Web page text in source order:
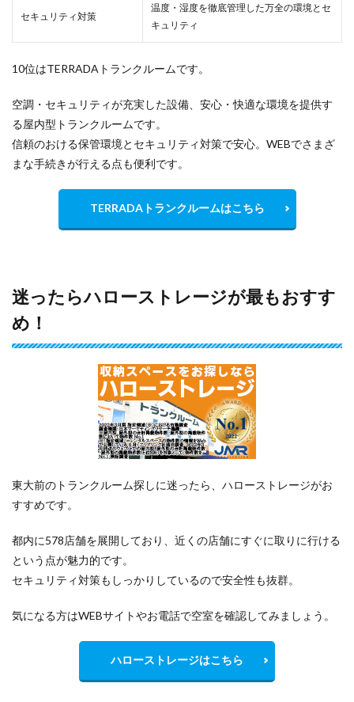
セキュリティ対策
温度・湿度を徹底管理した万全の環境とセ
キュリティ
10位はTERRADAトランクルームです。
空調・セキュリティが充実した設備、安心・快適な環境を提供す
る屋内型トランクルームです。
信頼のおける保管環境とセキュリティ対策で安心。WEBでさまざ
まな手続きが行える点も便利です。
TERRADAトランクルームはこちら
迷ったらハローストレージが最もおすす
め！
東大前のトランクルーム探しに迷ったら、ハローストレージがお
すすめです。
都内に578店舗を展開しており、近くの店舗にすぐに取りに行ける
という点が魅力的です。
セキュリティ対策もしっかりしているので安全性も抜群。
気になる方はWEBサイトやお電話で空室を確認してみましょう。
ハローストレージはこちら